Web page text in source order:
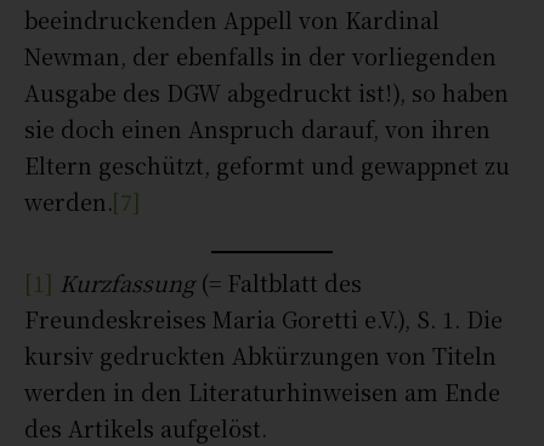
beeindruckenden Appell von Kardinal
Newman, der ebenfalls in der vorliegenden
Ausgabe des DGW abgedruckt ist!), so haben
sie doch einen Anspruch darauf, von ihren
Eltern geschützt, geformt und gewappnet zu
werden.[7]
[1] Kurzfassung(= Faltblatt des
Freundeskreises Maria Goretti e.V.), S. 1. Die
kursiv gedruckten Abkürzungen von Titeln
werden in den Literaturhinweisen am Ende
des Artikels aufgelöst.